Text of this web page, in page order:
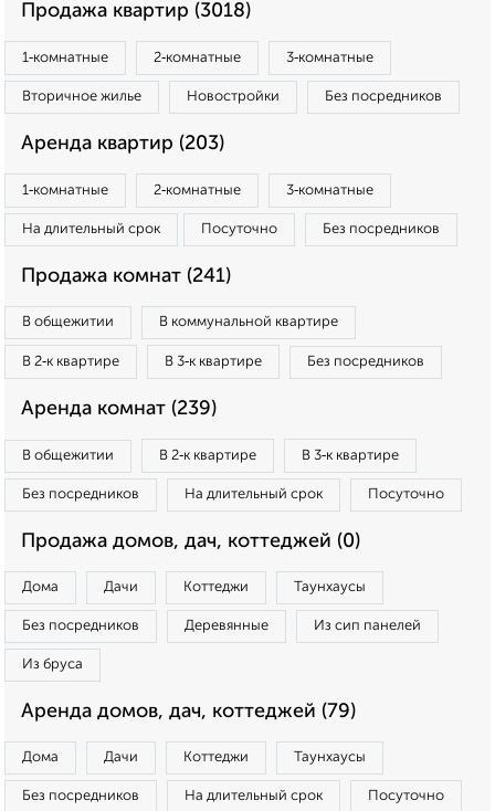
Продажа квартир (3018)
1‑комнатные 2‑комнатные 3‑комнатные
Вторичное жилье Новостройки Без посредников
Аренда квартир (203)
1‑комнатные 2‑комнатные 3‑комнатные
На длительный срок Посуточно Без посредников
Продажа комнат (241)
В общежитии В коммунальной квартире
В 2‑к квартире В 3‑к квартире Без посредников
Аренда комнат (239)
В общежитии В 2‑к квартире В 3‑к квартире
Без посредников На длительный срок Посуточно
Продажа домов, дач, коттеджей (0)
Дома Дачи Коттеджи Таунхаусы
Без посредников Деревянные Из сип панелей
Из бруса
Аренда домов, дач, коттеджей (79)
Дома Дачи Коттеджи Таунхаусы
Без посредников На длительный срок Посуточно